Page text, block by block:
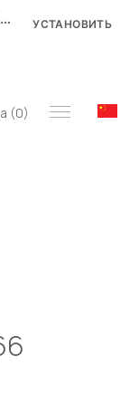
(0)
Zuma Р’Р»Р°РґРёРІРѕСЃС‚РѕРє УСТАНОВИТЬ